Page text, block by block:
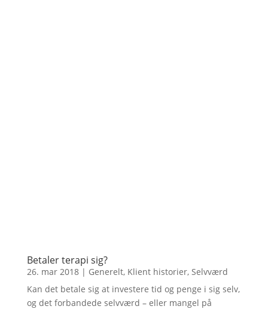
Betaler terapi sig?
26. mar 2018| Generelt, Klient historier, Selvværd
Kan det betale sig at investere tid og penge i sig selv,
og det forbandede selvværd – eller mangel på